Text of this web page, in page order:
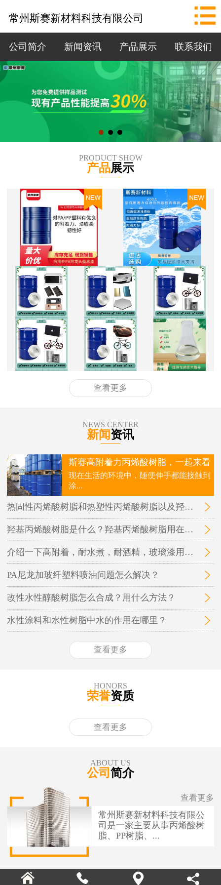
新闻资讯
产品展示
联系我们
拨打电话
常州斯赛新材料科技有限公司
公司简介 新闻资讯 产品展示 联系我们
PRODUCT SHOW
产品展示
查看更多
NEWS CENTER
新闻资讯
斯赛高附着力丙烯酸树脂，一起来看
现在生活的环境中，随便伸手都能接触到
涂...
热固性丙烯酸树脂和热塑性丙烯酸树脂以及羟基丙烯酸树脂三者之间的区别在哪里？
羟基丙烯酸树脂是什么？羟基丙烯酸树脂用在哪里？
介绍一下高附着，耐水煮，耐酒精，玻璃漆用的丙烯酸树脂
PA尼龙加玻纤塑料喷油问题怎么解决？
改性水性醇酸树脂怎么合成？用什么方法？
水性涂料和水性树脂中水的作用在哪里？
查看更多
HONORS
荣誉资质
查看更多
ABOUT US
公司 简介
常州斯赛新材料科技有限公
司是一家主要从事丙烯酸树
脂、PP树脂、...
查看更多